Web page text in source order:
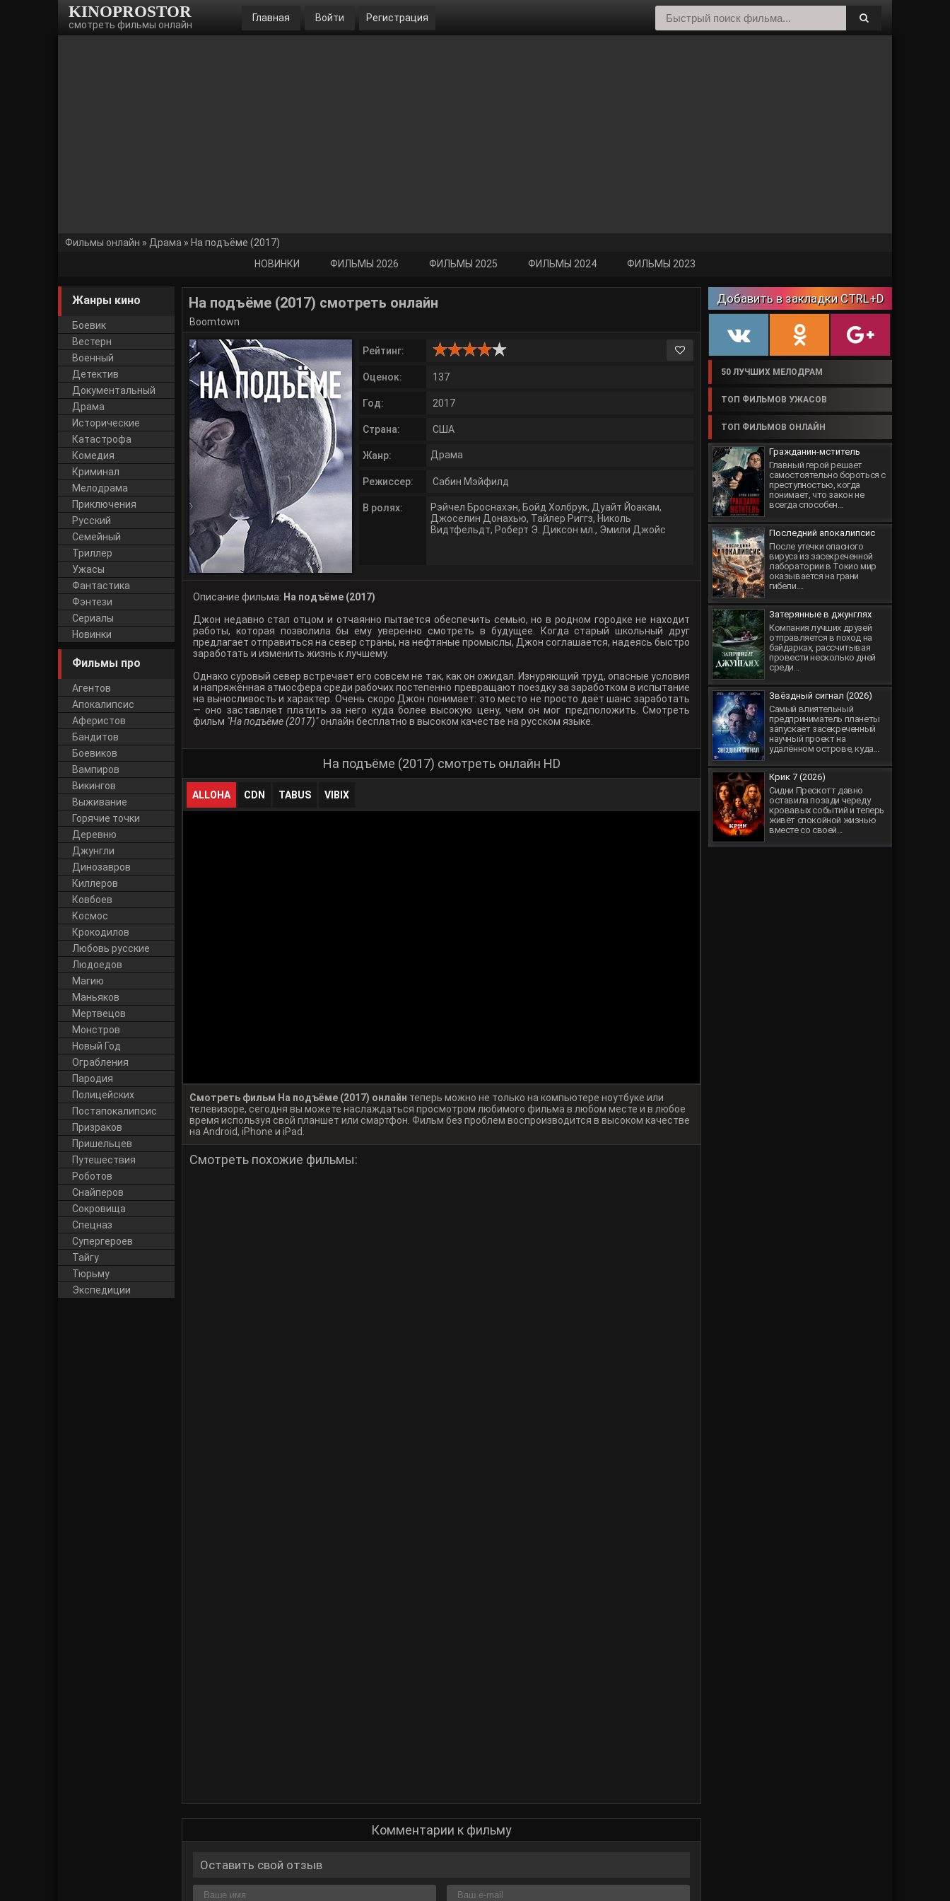
KINOPROSTOR
смотреть фильмы онлайн
Главная Войти Регистрация
Фильмы онлайн » Драма » На подъёме (2017)
НОВИНКИ
ФИЛЬМЫ 2026 ФИЛЬМЫ 2025 ФИЛЬМЫ 2024 ФИЛЬМЫ 2023
Добавить в закладки CTRL+D
50 ЛУЧШИХ МЕЛОДРАМ
ТОП ФИЛЬМОВ УЖАСОВ
ТОП ФИЛЬМОВ ОНЛАЙН
Гражданин-мститель
Главный герой решает
самостоятельно бороться с
преступностью, когда
понимает, что закон не
всегда способен...
Последний апокалипсис
После утечки опасного
вируса из засекреченной
лаборатории в Токио мир
оказывается на грани
гибели....
Затерянные в джунглях
Компания лучших друзей
отправляется в поход на
байдарках, рассчитывая
провести несколько дней
среди...
Звёздный сигнал (2026)
Самый влиятельный
предприниматель планеты
запускает засекреченный
научный проект на
удалённом острове, куда...
Крик 7 (2026)
Сидни Прескотт давно
оставила позади череду
кровавых событий и теперь
живёт спокойной жизнью
вместе со своей...
На подъёме (2017) смотреть онлайн
Boomtown
Рейтинг:
Оценок: 137
Год: 2017
Страна: США
Жанр: Драма
Режиссер: Сабин Мэйфилд
В ролях: Рэйчел Броснахэн, Бойд Холбрук, Дуайт Йоакам,
Джоселин Донахью, Тайлер Риггз, Николь
Видтфельдт, Роберт Э. Диксон мл. , Эмили Джойс
Описание фильма: На подъёме (2017)
Джон недавно стал отцом и отчаянно пытается обеспечить семью, но в родном городке не находит
работы, которая позволила бы ему уверенно смотреть в будущее. Когда старый школьный друг
предлагает отправиться на север страны, на нефтяные промыслы, Джон соглашается, надеясь быстро
заработать и изменить жизнь к лучшему.
Однако суровый север встречает его совсем не так, как он ожидал. Изнуряющий труд, опасные условия
и напряжённая атмосфера среди рабочих постепенно превращают поездку за заработком в испытание
на выносливость и характер. Очень скоро Джон понимает: это место не просто даёт шанс заработать
— оно заставляет платить за него куда более высокую цену, чем он мог предположить. Смотреть
фильм "На подъёме (2017)"онлайн бесплатно в высоком качестве на русском языке.
На подъёме (2017) смотреть онлайн HD
ALLOHA CDN TABUS VIBIX
Смотреть фильм На подъёме (2017) онлайн теперь можно не только на компьютере ноутбуке или
телевизоре, сегодня вы можете наслаждаться просмотром любимого фильма в любом месте и в любое
время используя свой планшет или смартфон. Фильм без проблем воспроизводится в высоком качестве
на Android, iPhone и iPad.
Смотреть похожие фильмы:
Комментарии к фильму
Оставить свой отзыв
Жанры кино
Боевик
Вестерн
Военный
Детектив
Документальный
Драма
Исторические
Катастрофа
Комедия
Криминал
Мелодрама
Приключения
Русский
Cемейный
Триллер
Ужасы
Фантастика
Фэнтези
Сериалы
Новинки
Фильмы про
Агентов
Апокалипсис
Аферистов
Бандитов
Боевиков
Вампиров
Викингов
Выживание
Горячие точки
Деревню
Джунгли
Динозавров
Киллеров
Ковбоев
Космос
Крокодилов
Любовь русские
Людоедов
Магию
Маньяков
Мертвецов
Монстров
Новый Год
Ограбления
Пародия
Полицейских
Постапокалипсис
Призраков
Пришельцев
Путешествия
Роботов
Снайперов
Сокровища
Спецназ
Супергероев
Тайгу
Тюрьму
Экспедиции